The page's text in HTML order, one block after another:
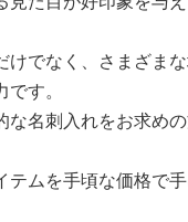
けでなく、さまざま
す。
な名刺入れをお求め
テムを手頃な価格で